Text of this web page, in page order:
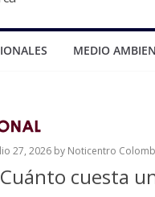
MEDIO
27, 2026 by Noticentro
cuesta